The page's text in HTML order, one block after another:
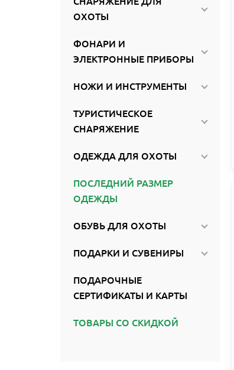
ОХОТЫ
ФОНАРИ И
ЭЛЕКТРОННЫЕ ПРИБОРЫ
НОЖИ И ИНСТРУМЕНТЫ
ТУРИСТИЧЕСКОЕ
СНАРЯЖЕНИЕ
ОДЕЖДА ДЛЯ ОХОТЫ
ПОСЛЕДНИЙ РАЗМЕР
ОДЕЖДЫ
ОБУВЬ ДЛЯ ОХОТЫ
ПОДАРКИ И СУВЕНИРЫ
ПОДАРОЧНЫЕ
СЕРТИФИКАТЫ И КАРТЫ
ТОВАРЫ СО СКИДКОЙ